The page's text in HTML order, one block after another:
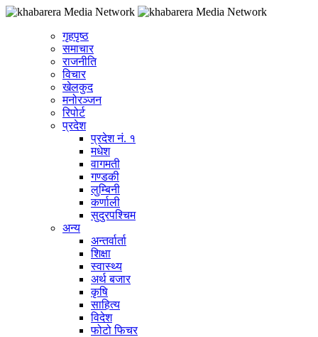
गृहपृष्ठ
समाचार
राजनीति
विचार
खेलकुद
मनोरञ्जन
रिपोर्ट
प्रदेश
प्रदेश नं. १
मधेश
वागमती
गण्डकी
लुम्बिनी
कर्णाली
सुदुरपश्चिम
अन्य
अन्तर्वार्ता
शिक्षा
स्वास्थ्य
अर्थ बजार
कृषि
साहित्य
विदेश
फोटो फिचर